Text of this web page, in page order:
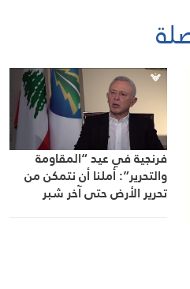
فرنجية في عيد “المقاومة
والتحرير”: أملنا أن نتمكن من
تحرير الأرض حتى آخر شبر